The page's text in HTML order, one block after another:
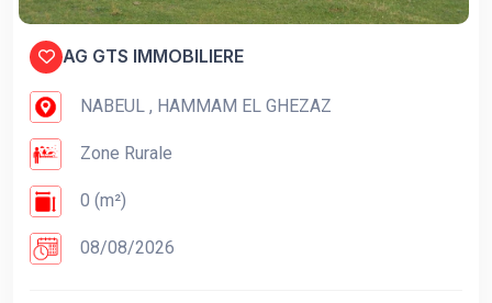
AG GTS IMMOBILIERE
NABEUL , HAMMAM EL GHEZAZ
Zone Rurale
0 (m²)
08/08/2026